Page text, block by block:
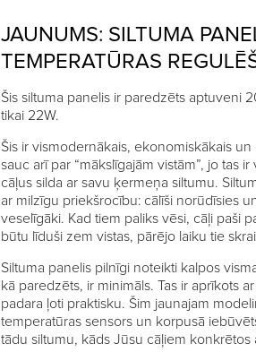
JAUNUMS: SILTUMA
TEMPERATŪRAS
Šis siltuma panelis ir paredzēts aptuveni
tikai 22W.
Šis ir vismodernākais, ekonomiskākais
sauc arī par “mākslīgajām vistām”, jo tas
cāļus silda ar savu ķermeņa siltumu.
ar milzīgu priekšrocību: cālīši norūdīsies
veselīgāki. Kad tiem paliks vēsi, cāļi paši
būtu līduši zem vistas, pārējo laiku tie
Siltuma panelis pilnīgi noteikti kalpos
kā paredzēts, ir minimāls. Tas ir aprīkots
padara ļoti praktisku. Šim jaunajam
temperatūras sensors un korpusā
tādu siltumu, kāds Jūsu cāļiem konkrētos